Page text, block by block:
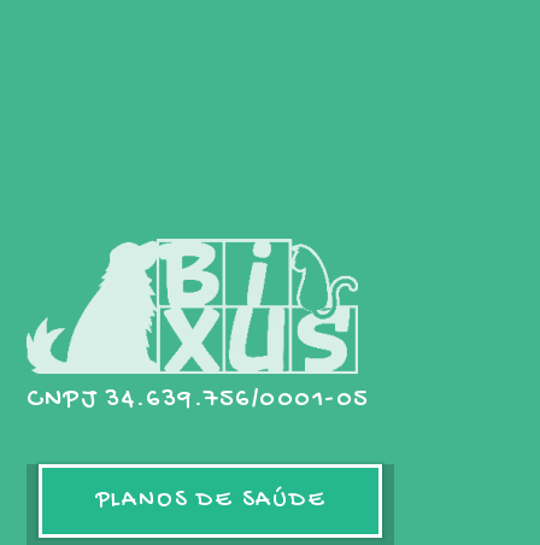
CNPJ 34.639.756/0001-05
PLANOS DE SAÚDE